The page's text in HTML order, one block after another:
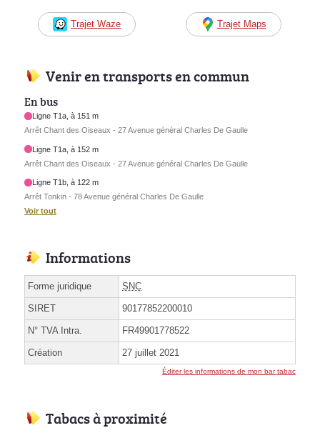
Trajet Waze Trajet Maps
Venir en transports en commun
En bus
Ligne T1a, à 151 m
Arrêt Chant des Oiseaux - 27 Avenue général Charles De Gaulle
Ligne T1a, à 152 m
Arrêt Chant des Oiseaux - 27 Avenue général Charles De Gaulle
Ligne T1b, à 122 m
Arrêt Tonkin - 78 Avenue général Charles De Gaulle
Voir tout
Informations
Forme juridique SNC
SIRET 90177852200010
N° TVA Intra. FR49901778522
Création 27 juillet 2021
Éditer les informations de mon bar tabac
Tabacs à proximité